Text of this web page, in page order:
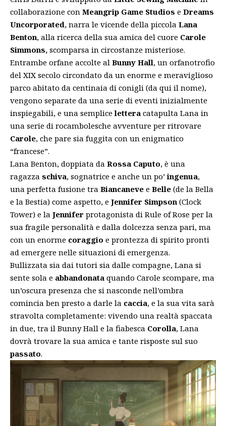
collaborazione con Meangrip Game Studios e Dreams
Uncorporated, narra le vicende della piccola Lana
Benton, alla ricerca della sua amica del cuore Carole
Simmons, scomparsa in circostanze misteriose.
Entrambe orfane accolte al Bunny Hall, un orfanotrofio
del XIX secolo circondato da un enorme e meraviglioso
parco abitato da centinaia di conigli (da qui il nome),
vengono separate da una serie di eventi inizialmente
inspiegabili, e una semplicelettera catapulta Lana in
una serie di rocambolesche avventure per ritrovare
Carole, che pare sia fuggita con un enigmatico
“francese”.
Lana Benton, doppiata da Rossa Caputo, è una
ragazza schiva, sognatrice e anche un po’ingenua,
una perfetta fusione tra Biancaneve e Belle (de la Bella
e la Bestia) come aspetto, e Jennifer Simpson (Clock
Tower) e la Jennifer protagonista di Rule of Rose per la
sua fragile personalità e dalla dolcezza senza pari, ma
con un enorme coraggio e prontezza di spirito pronti
ad emergere nelle situazioni di emergenza.
Bullizzata sia dai tutori sia dalle compagne, Lana si
sente sola e abbandonata quando Carole scompare, ma
un’oscura presenza che si nasconde nell’ombra
comincia ben presto a darle la caccia, e la sua vita sarà
stravolta completamente: vivendo una realtà spaccata
in due, tra il Bunny Hall e la fiabesca Corolla, Lana
dovrà trovare la sua amica e tante risposte sul suo
passato.